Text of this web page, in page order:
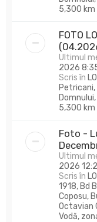
5,300 km
FOTO
Ultimul
2026
Scris în
Petricani,
5,300 km
Foto -
Ultimul
2026
Scris în
1918, Bd
Coposu,
Octavian
Vodă,